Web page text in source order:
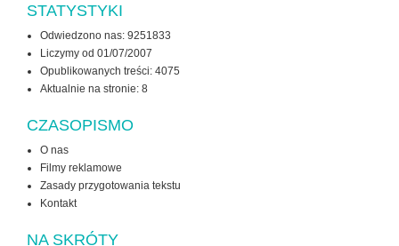
STATYSTYKI
Odwiedzono nas: 9251833
Liczymy od 01/07/2007
Opublikowanych treści: 4075
Aktualnie na stronie: 8
CZASOPISMO
O nas
Filmy reklamowe
Zasady przygotowania tekstu
Kontakt
NA SKRÓTY